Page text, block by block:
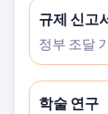
규제 신고
정부 조달
학술 연구